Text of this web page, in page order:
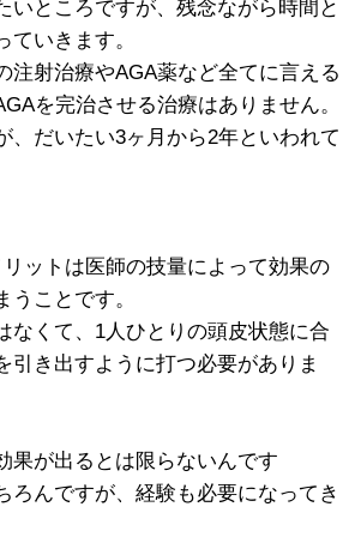
いところですが、残念ながら時間と
ていきます。
注射治療やAGA薬など全てに言える
を完治させる治療はありません。
、だいたい3ヶ月から2年といわれて
ットは医師の技量によって効果の
うことです。
なくて、1人ひとりの頭皮状態に合
引き出すように打つ必要がありま
果が出るとは限らないんです
ろんですが、経験も必要になってき